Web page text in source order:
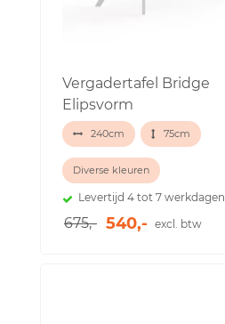
Vergadertafel Bridge
Elipsvorm
240cm 75cm
Diverse kleuren
Levertijd 4 tot 7 werkdagen
675,- 540,- excl. btw